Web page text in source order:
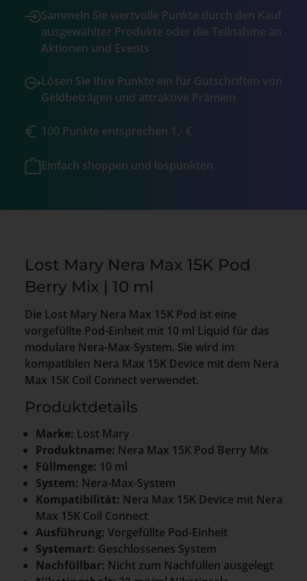
Sammeln Sie wertvolle Punkte durch den Kauf
ausgewählter Produkte oder die Teilnahme an
Aktionen und Events
Lösen Sie Ihre Punkte ein für Gutschriften von
Geldbeträgen und attraktive Prämien
100 Punkte entsprechen 1,- €
Einfach shoppen und lospunkten
Lost Mary Nera Max 15K Pod
Berry Mix | 10 ml
Die Lost Mary Nera Max 15K Pod ist eine
vorgefüllte Pod-Einheit mit 10 ml Liquid für das
modulare Nera-Max-System. Sie wird im
kompatiblen Nera Max 15K Device mit dem Nera
Max 15K Coil Connect verwendet.
Produktdetails
Marke: Lost Mary
Produktname: Nera Max 15K Pod Berry Mix
Füllmenge: 10 ml
System: Nera-Max-System
Kompatibilität: Nera Max 15K Device mit Nera
Max 15K Coil Connect
Ausführung: Vorgefüllte Pod-Einheit
Systemart: Geschlossenes System
Nachfüllbar: Nicht zum Nachfüllen ausgelegt